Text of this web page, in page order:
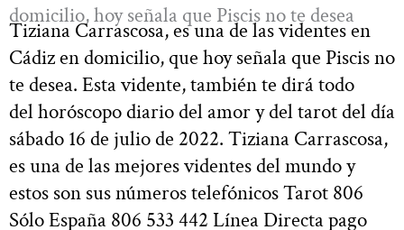
domicilio, hoy señala que Piscis no te desea
Tiziana Carrascosa, es una de las videntes en
Cádiz en domicilio, que hoy señala que Piscis no
te desea. Esta vidente, también te dirá todo
del horóscopo diario del amor y del tarot del día
sábado 16 de julio de 2022. Tiziana Carrascosa,
es una de las mejores videntes del mundo y
estos son sus números telefónicos Tarot 806
Sólo España 806 533 442 Línea Directa pago